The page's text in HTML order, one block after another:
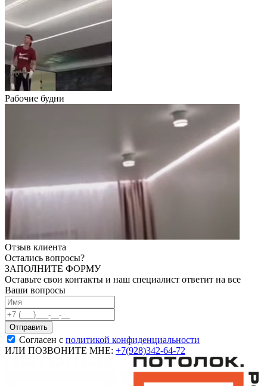
Рабочие будни
Отзыв клиента
Остались вопросы?
ЗАПОЛНИТЕ ФОРМУ
Оставьте свои контакты и наш специалист ответит на все
Ваши вопросы
Согласен с политикой конфиденциальности
ИЛИ ПОЗВОНИТЕ МНЕ: +7(928)342-64-72